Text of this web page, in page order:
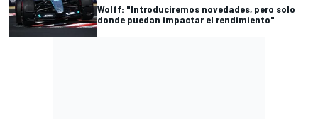
Wolff: "Introduciremos novedades, pero solo
donde puedan impactar el rendimiento"